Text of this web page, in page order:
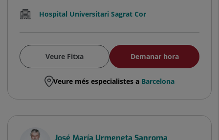
Hospital Universitari Sagrat Cor
Veure Fitxa Demanar hora
Veure més especialistes a Barcelona
José María Urmeneta Sanroma